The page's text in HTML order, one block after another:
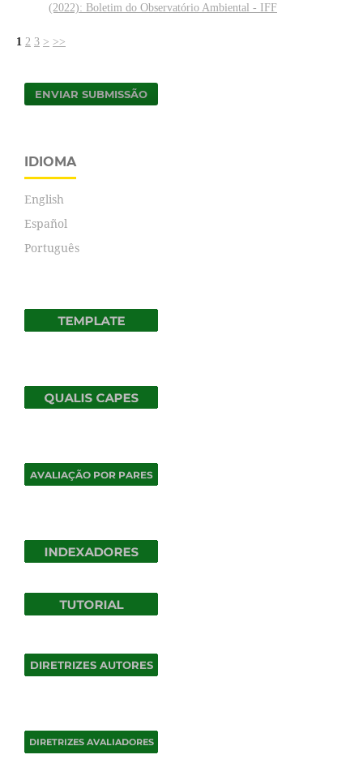
(2022): Boletim do Observatório Ambiental - IFF
1 2 3 > >>
ENVIAR SUBMISSÃO
IDIOMA
English
Español
Português